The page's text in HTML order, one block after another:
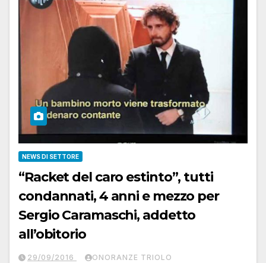
NEWS DI SETTORE
“Racket del caro estinto”, tutti
condannati, 4 anni e mezzo per
Sergio Caramaschi, addetto
all’obitorio
29/09/2016 ONORANZE TRIOLO